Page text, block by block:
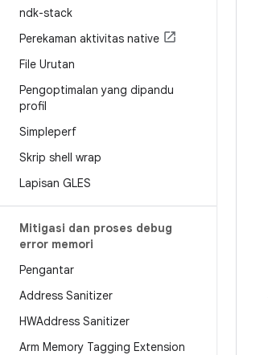
ndk-stack
Perekaman aktivitas native
File Urutan
Pengoptimalan yang dipandu
profil
Simpleperf
Skrip shell wrap
Lapisan GLES
Mitigasi dan proses debug
error memori
Pengantar
Address Sanitizer
HWAddress Sanitizer
Arm Memory Tagging Extension